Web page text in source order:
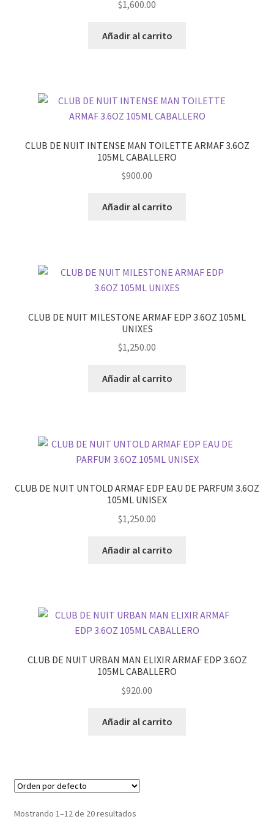
$1,600.00
Añadir al carrito
CLUB DE NUIT INTENSE MAN TOILETTE ARMAF 3.6OZ
105ML CABALLERO
$900.00
Añadir al carrito
CLUB DE NUIT MILESTONE ARMAF EDP 3.6OZ 105ML
UNIXES
$1,250.00
Añadir al carrito
CLUB DE NUIT UNTOLD ARMAF EDP EAU DE PARFUM 3.6OZ
105ML UNISEX
$1,250.00
Añadir al carrito
CLUB DE NUIT URBAN MAN ELIXIR ARMAF EDP 3.6OZ
105ML CABALLERO
$920.00
Añadir al carrito
Mostrando 1–12 de 20 resultados